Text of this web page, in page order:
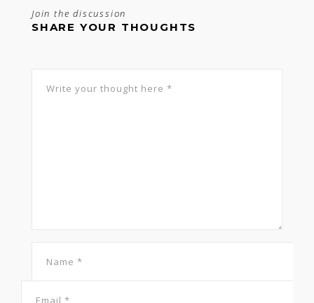
Join the discussion
SHARE YOUR THOUGHTS